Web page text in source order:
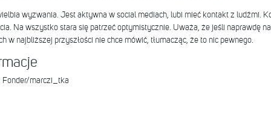
wyzwania. Jest aktywna w social mediach, lubi mieć kontakt z ludźmi.
Na wszystko stara się patrzeć optymistycznie. Uważa, że jeśli naprawdę
w najbliższej przyszłości nie chce mówić, tłumacząc, że to nic pewnego.
Fonder/marczi_tka